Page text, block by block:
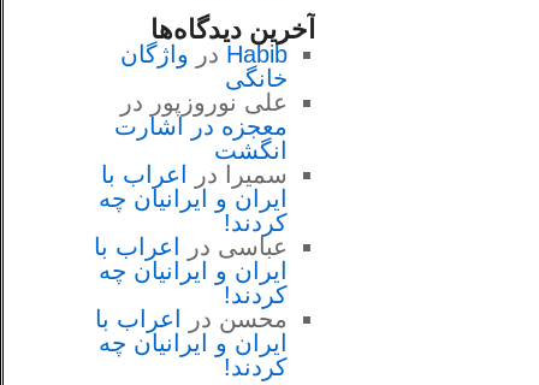
آخرین دیدگاه‌ها
Habib در واژگان
خانگی
علی نوروزپور در
معجزه در اشارت
انگشت
سمیرا
در
اعراب با
ايران و ايرانيان چه
كردند!
عباسی در
اعراب با
ايران و ايرانيان چه
كردند!
محسن در
اعراب با
ايران و ايرانيان چه
كردند!